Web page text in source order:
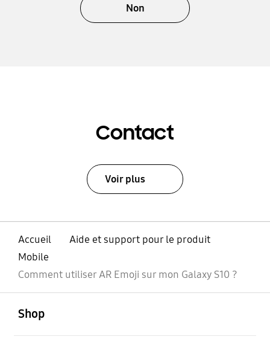
Non
Contact
Voir plus
Accueil
Aide et support pour le produit
Mobile
Comment utiliser AR Emoji sur mon Galaxy S10 ?
Shop